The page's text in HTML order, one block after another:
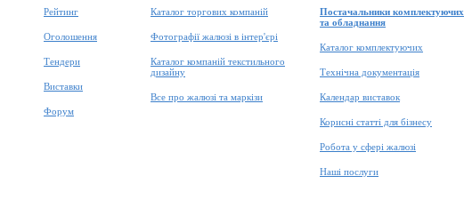
Рейтинг
Оголошення
Тендери
Виставки
Форум
Каталог торгових компаній
Фотографії жалюзі в інтер'єрі
Каталог компаній текстильного
дизайну
Все про жалюзі та маркізи
Постачальники комплектуючих
та обладнання
Каталог комплектуючих
Технічна документація
Календар виставок
Корисні статті для бізнесу
Робота у сфері жалюзі
Наші послуги